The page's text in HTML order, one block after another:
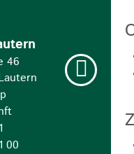
46
00